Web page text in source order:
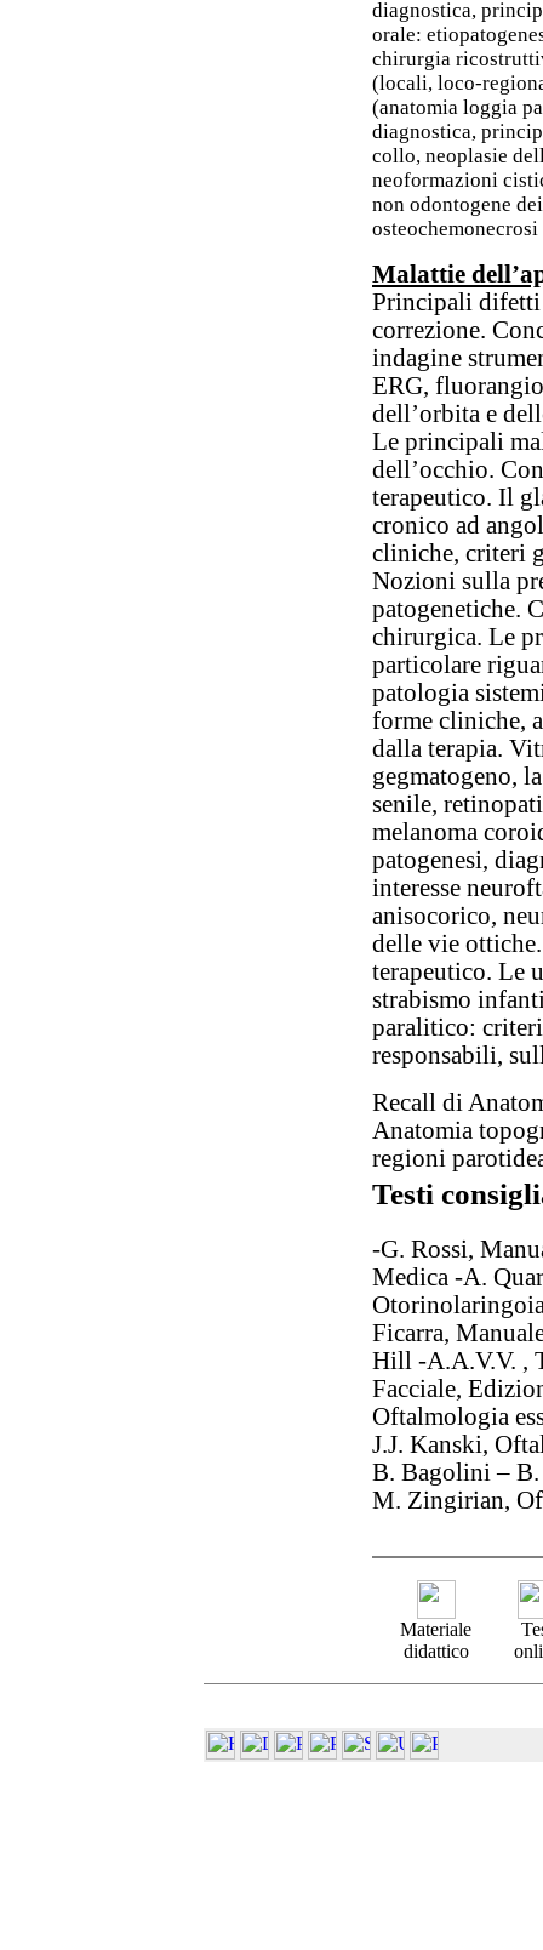
diagnostica,
orale:
chirurgia
(locali, loco-
(anatomia loggia
diagnostica,
collo, neoplasie
neoformazioni
non odontogene
Malattie
Principali
correzione.
indagine
ERG,
dell’orbita e
Le principali
dell’occhio.
terapeutico. Il
cronico ad
cliniche, criteri
Nozioni sulla
patogenetiche.
chirurgica. Le
particolare
patologia
forme cliniche,
dalla terapia.
gegmatogeno,
senile,
melanoma
patogenesi,
interesse
anisocorico,
delle vie
terapeutico. Le
strabismo
paralitico:
responsabili,
Recall di
Anatomia
regioni
Testi
-G. Rossi,
Medica -A.
Ficarra,
Hill -A.A.V.V. ,
Facciale,
Oftalmologia
J.J. Kanski,
B. Bagolini – B.
M. Zingirian,
Materiale
didattico